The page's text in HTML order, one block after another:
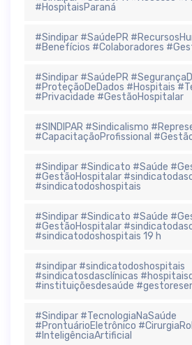
#HospitaisParaná
#Sindipar #SaúdePR
#Benefícios #Colaboradores
#Sindipar #SaúdePR
#ProteçãoDeDados #Hospitais
#Privacidade #GestãoHospitalar
#SINDIPAR #Sindicalismo
#CapacitaçãoProfissional
#Sindipar #Sindicato #Saúde
#GestãoHospitalar
#sindicatodoshospitais
#Sindipar #Sindicato #Saúde
#GestãoHospitalar
#sindicatodoshospitais 19 h
#sindipar #sindicatodoshospitais
#sindicatosdasclínicas
#instituiçõesdesaúde
#Sindipar #TecnologiaNaSaúde
#ProntuárioEletrônico
#InteligênciaArtificial